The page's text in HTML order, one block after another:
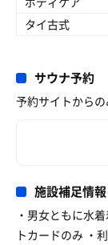
タイ古式
サウナ予約
予約サイトから
施設補足情報
・男女ともに水
トカードのみ ・